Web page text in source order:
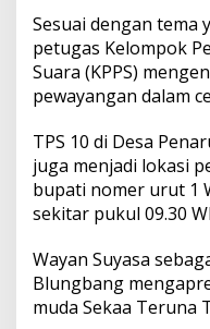
k
o
P
e
a
y
n
g
n
d
a
l
Sesuai dengan tema
petugas Kelompok
Suara (KPPS)
pewayangan dalam
TPS 10 di Desa
juga menjadi lokasi
bupati nomer urut 1
sekitar pukul 09.30
Wayan Suyasa
Blungbang
muda Sekaa Teruna